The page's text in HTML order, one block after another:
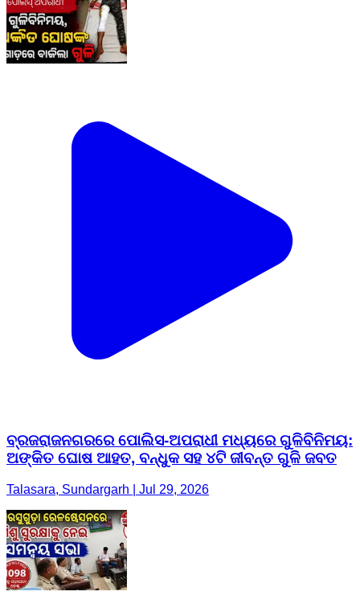
ବ୍ରଜରାଜନଗରରେ ପୋଲିସ-ଅପରାଧୀ ମଧ୍ୟରେ ଗୁଳିବିନିମୟ:
ଅଙ୍କିତ ଘୋଷ ଆହତ, ବନ୍ଧୁକ ସହ ୪ଟି ଜୀବନ୍ତ ଗୁଳି ଜବତ
Talasara, Sundargarh | Jul 29, 2026